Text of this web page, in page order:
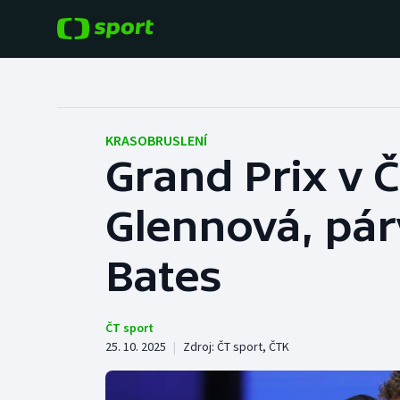
Hokej
Tenis
Atletika
Baseball a softbal
Basketbal
KRASOBRUSLENÍ
Grand Prix v
Glennová,
Bates
ČT sport
25. 10. 2025 | Zdroj: ČT sport, ČTK